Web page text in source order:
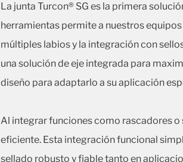
La junta Turcon® SG es la primera
herramientas permite a nuestros
múltiples labios y la integración con
una solución de eje integrada para
diseño para adaptarlo a su aplicación
Al integrar funciones como rascadores o
eficiente. Esta integración funcional
sellado robusto y fiable tanto en